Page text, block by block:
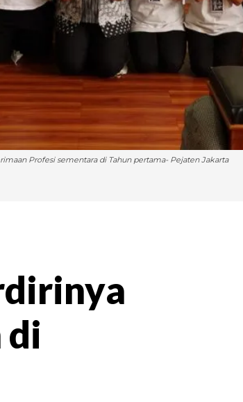
Profesi sementara di Tahun pertama- Pejaten Jakarta
di